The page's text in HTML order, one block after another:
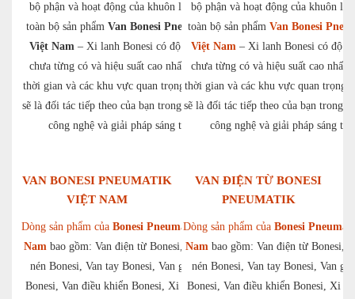
bộ phận và hoạt động của khuôn làm cho
toàn bộ sản phẩm Van Bonesi Pneumatik
Việt Nam – Xi lanh Bonesi có độ tin cậy
chưa từng có và hiệu suất cao nhất, cả về
thời gian và các khu vực quan trọng. Bonesi
sẽ là đối tác tiếp theo của bạn trong lĩnh vực
công nghệ và giải pháp sáng tạo.
VAN BONESI PNEUMATIK
VIỆT NAM
bộ phận và hoạt động của khuôn
toàn bộ sản phẩm Van Bonesi
Việt Nam – Xi lanh Bonesi có độ
chưa từng có và hiệu suất cao nhất,
thời gian và các khu vực quan trọng.
sẽ là đối tác tiếp theo của bạn trong
công nghệ và giải pháp sáng
VAN ĐIỆN TỪ BONESI
PNEUMATIK
Dòng sản phẩm của Bonesi Pneumatik Việt
Nambao gồm: Van điện từ Bonesi, Van khí
nén Bonesi, Van tay Bonesi, Van giảm áp
Bonesi, Van điều khiển Bonesi, Xi lanh khí
Dòng sản phẩm của Bonesi
Nambao gồm: Van điện từ Bonesi,
nén Bonesi, Van tay Bonesi, Van
Bonesi, Van điều khiển Bonesi, Xi